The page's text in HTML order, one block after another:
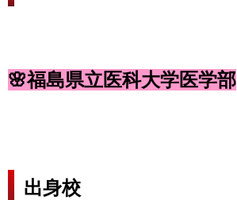
🌸福島県立医科大学医学部
出身校